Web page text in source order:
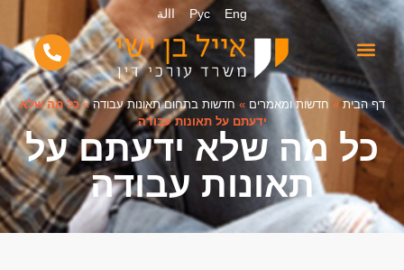
Eng
Рус االة
דף הבית» חדשות ומאמרים» חדשות בתחום תאונות עבודה»כל מה שלא
ידעתם על תאונות עבודה
כל מה שלא ידעתם על
תאונות עבודה